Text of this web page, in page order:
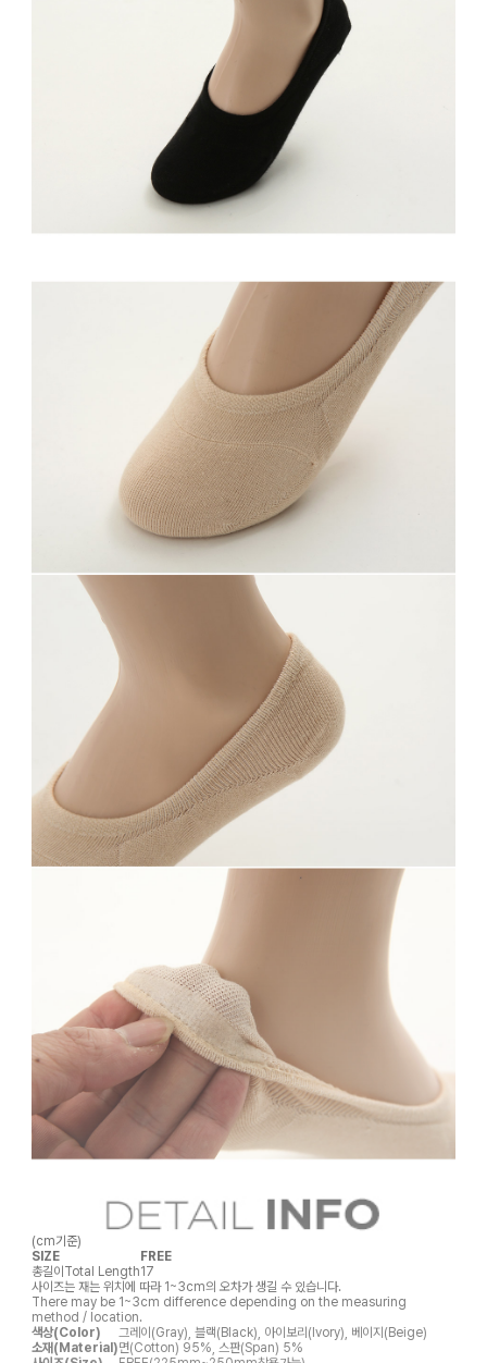
(cm기준)
SIZE
FREE
총길이Total Length17
사이즈는 재는 위치에 따라 1~3cm의 오차가 생길 수 있습니다.
There may be 1~3cm difference depending on the measuring
method / location.
색상(Color)
그레이(Gray), 블랙(Black), 아이보리(Ivory), 베이지(Beige)
소재(Material)면(Cotton) 95%, 스판(Span) 5%